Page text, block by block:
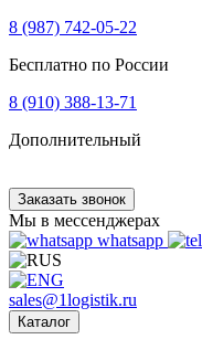
8 (987) 742-05-22
Бесплатно по России
8 (910) 388-13-71
Дополнительный
Заказать звонок
Мы в мессенджерах
whatsapp
sales@1logistik.ru
Каталог